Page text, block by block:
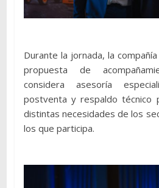
Durante la jornada, la
propuesta de
considera asesoría
postventa y respaldo técnico
distintas necesidades de los
los que participa.